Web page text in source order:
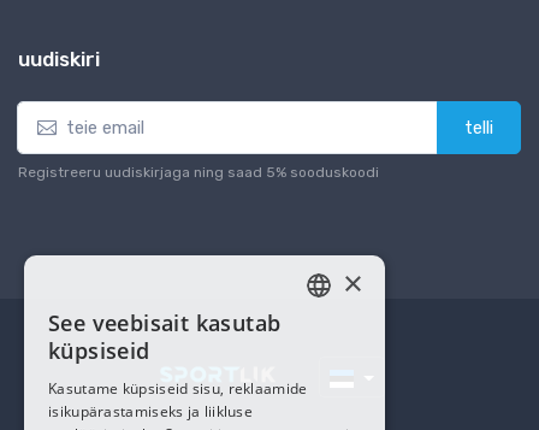
uudiskiri
telli
Registreeru uudiskirjaga ning saad 5% sooduskoodi
×
See veebisait kasutab
küpsiseid
Kasutame küpsiseid sisu, reklaamide
isikupärastamiseks ja liikluse